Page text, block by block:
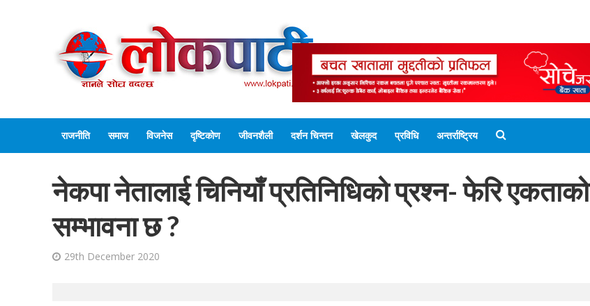
राजनीति समाज विजनेस दृष्टिकोण जीवनशैली दर्शन चिन्तन खेलकुद प्रविधि अन्तर्राष्ट्रिय
नेकपा नेतालाई चिनियाँ प्रतिनिधिको प्रश्न- फेरि एकताको
सम्भावना छ ?
29th December 2020